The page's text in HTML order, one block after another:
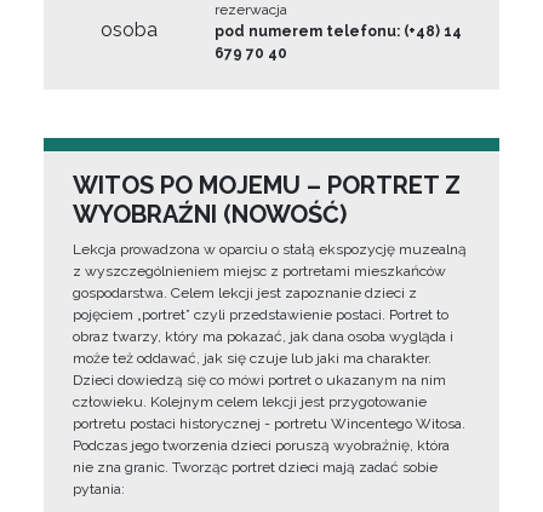
osoba
rezerwacja
pod numerem telefonu: (+48) 14
679 70 40
WITOS PO MOJEMU – PORTRET Z
WYOBRAŹNI (NOWOŚĆ)
Lekcja prowadzona w oparciu o stałą ekspozycję muzealną
z wyszczególnieniem miejsc z portretami mieszkańców
gospodarstwa. Celem lekcji jest zapoznanie dzieci z
pojęciem „portret” czyli przedstawienie postaci. Portret to
obraz twarzy, który ma pokazać, jak dana osoba wygląda i
może też oddawać, jak się czuje lub jaki ma charakter.
Dzieci dowiedzą się co mówi portret o ukazanym na nim
człowieku. Kolejnym celem lekcji jest przygotowanie
portretu postaci historycznej - portretu Wincentego Witosa.
Podczas jego tworzenia dzieci poruszą wyobraźnię, która
nie zna granic. Tworząc portret dzieci mają zadać sobie
pytania: